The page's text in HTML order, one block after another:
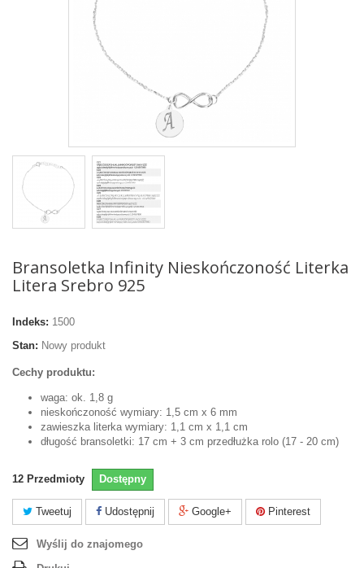
Bransoletka Infinity Nieskończoność Literka
Litera Srebro 925
Indeks: 1500
Stan: Nowy produkt
Cechy produktu:
waga: ok. 1,8 g
nieskończoność wymiary: 1,5 cm x 6 mm
zawieszka literka wymiary: 1,1 cm x 1,1 cm
długość bransoletki: 17 cm + 3 cm przedłużka rolo (17 - 20 cm)
12 Przedmioty Dostępny
Tweetuj Udostępnij Google+ Pinterest
Wyślij do znajomego